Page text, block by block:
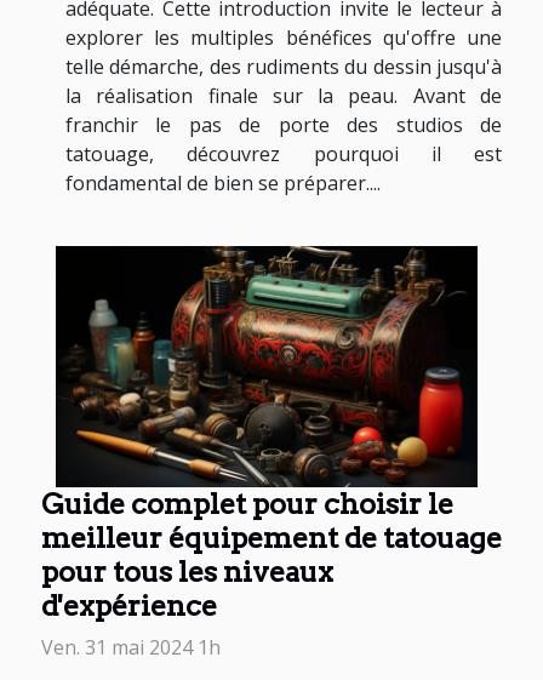
adéquate. Cette introduction invite le lecteur à
explorer les multiples bénéfices qu'offre une
telle démarche, des rudiments du dessin jusqu'à
la réalisation finale sur la peau. Avant de
franchir le pas de porte des studios de
tatouage, découvrez pourquoi il est
fondamental de bien se préparer....
Guide complet pour choisir le
meilleur équipement de tatouage
pour tous les niveaux
d'expérience
Ven. 31 mai 2024 1h